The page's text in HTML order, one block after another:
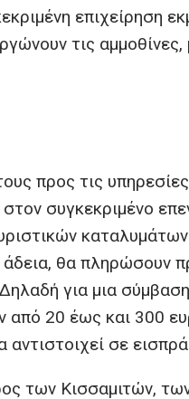
επιχείρηση
τις
προς τις
συγκεκριμένο
άδεια, θα πληρώσουν
για μια
από 20 έως και 300
σε
των Κισσαμιτών,